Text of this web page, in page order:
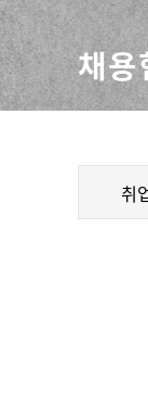
채용
취